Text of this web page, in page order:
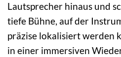
Lautsprecher hinaus und
tiefe Bühne, auf der
präzise lokalisiert werden
in einer immersiven